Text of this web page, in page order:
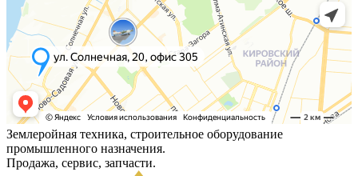
Землеройная техника, строительное оборудование
промышленного назначения.
Продажа, сервис, запчасти.